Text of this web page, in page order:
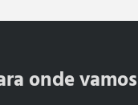
onde